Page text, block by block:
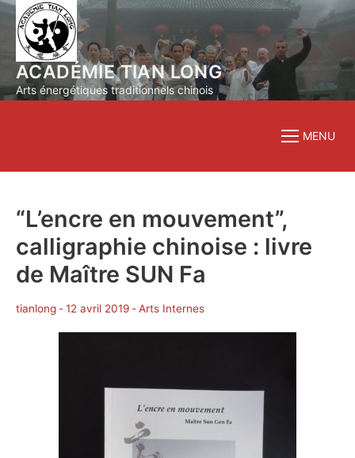
Aller
contenu
ACADÉMIE TIAN LONG
Arts énergétiques traditionnels chinois
MENU
“L’encre en mouvement”,
calligraphie chinoise : livre
de Maître SUN Fa
tianlong -12 avril 2019 -Arts Internes